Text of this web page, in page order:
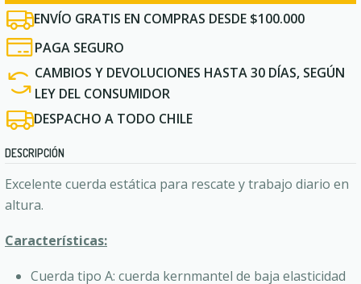
ENVÍO GRATIS EN COMPRAS DESDE $100.000
PAGA SEGURO
CAMBIOS Y DEVOLUCIONES HASTA 30 DÍAS, SEGÚN
LEY DEL CONSUMIDOR
DESPACHO A TODO CHILE
DESCRIPCIÓN
Excelente cuerda estática para rescate y trabajo diario en
altura.
Características:
Cuerda tipo A: cuerda kernmantel de baja elasticidad